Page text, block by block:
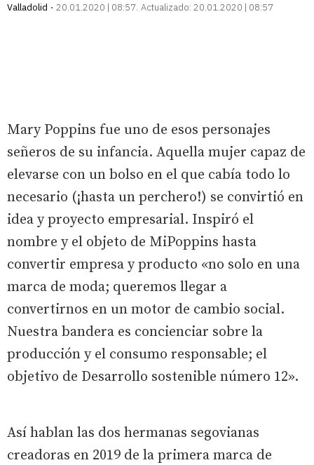
Valladolid
20.01.2020 | 08:57 Actualizado: 20.01.2020 | 08:57
Mary Poppins fue uno de esos personajes
señeros de su infancia. Aquella mujer capaz de
elevarse con un bolso en el que cabía todo lo
necesario (¡hasta un perchero!) se convirtió en
idea y proyecto empresarial. Inspiró el
nombre y el objeto de MiPoppins hasta
convertir empresa y producto «no solo en una
marca de moda; queremos llegar a
convertirnos en un motor de cambio social.
Nuestra bandera es concienciar sobre la
producción y el consumo responsable; el
objetivo de Desarrollo sostenible número 12».
Así hablan las dos hermanas segovianas
creadoras en 2019 de la primera marca de